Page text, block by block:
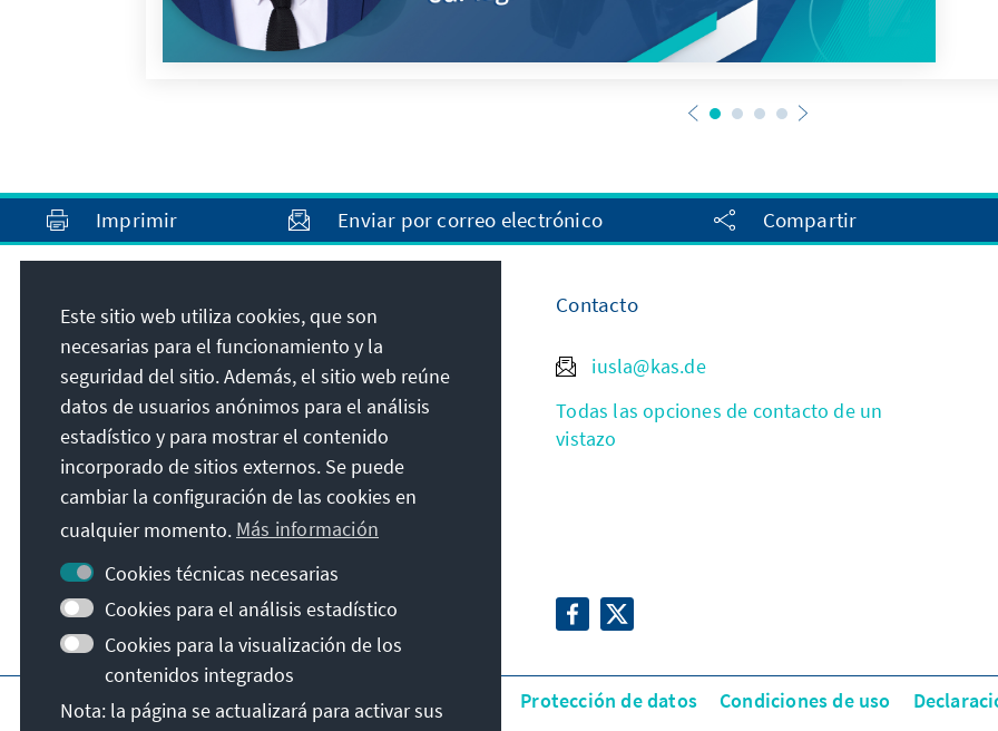
Imprimir Enviar por correo electrónico Compartir
Dirección
Konrad-Adenauer-Stiftung e.V.
Programa Estado de Derecho América Latina
Calle 93B No. 18-12, 7º piso
110221Bogotá D.C.
Colombia
Contacto
iusla@kas.de
Todas las opciones de contacto de un
vistazo
Página principal de la KAS Pie de imprenta Protección de datos Condiciones de uso
Este sitio web utiliza cookies, que son
necesarias para el funcionamiento y la
seguridad del sitio. Además, el sitio web reúne
datos de usuarios anónimos para el análisis
estadístico y para mostrar el contenido
incorporado de sitios externos. Se puede
cambiar la configuración de las cookies en
cualquier momento. Más información
Cookies técnicas necesarias
Cookies para el análisis estadístico
Cookies para la visualización de los
contenidos integrados
Nota: la página se actualizará para activar sus